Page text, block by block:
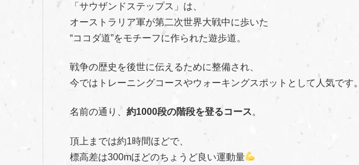
「サウザンドステップス」は、
オーストラリア軍が第二次世界大戦中に歩いた
“ココダ道”をモチーフに作られた遊歩道。
戦争の歴史を後世に伝えるために整備され、
今ではトレーニングコースやウォーキングスポットとして人気です。
名前の通り、 約1000段の階段を登るコース。
頂上までは約1時間ほどで、
標高差は300mほどのちょうど良い運動量